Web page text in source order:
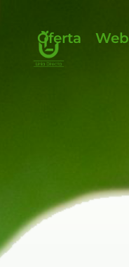
Oferta